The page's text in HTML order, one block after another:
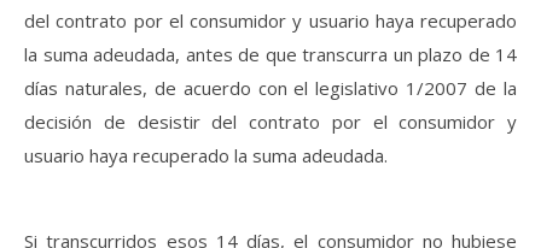
del contrato por el consumidor y usuario haya recuperado
la suma adeudada, antes de que transcurra un plazo de 14
días naturales, de acuerdo con el legislativo 1/2007 de la
decisión de desistir del contrato por el consumidor y
usuario haya recuperado la suma adeudada.
Si transcurridos esos 14 días, el consumidor no hubiese